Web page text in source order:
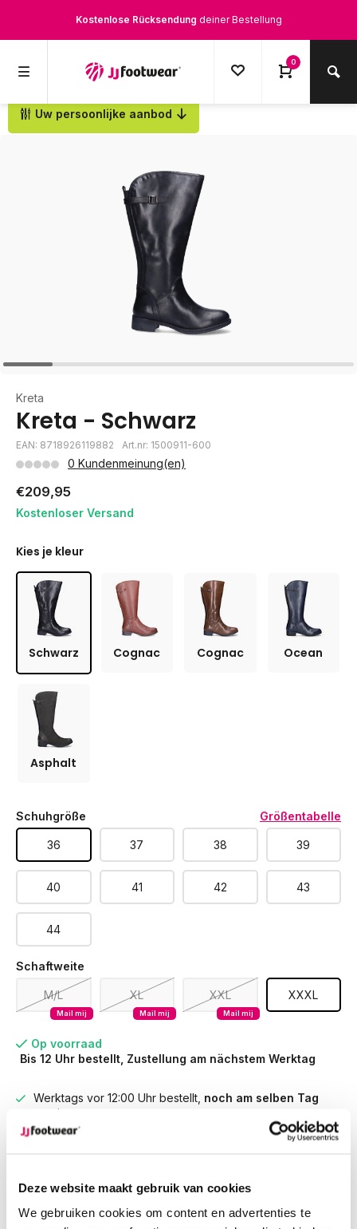
Deze website maakt gebruik van cookies
We gebruiken cookies om content en advertenties te
Kostenlose Rücksendung deiner Bestellung
0
Uw persoonlijke aanbod
Zurück
Kreta
Kreta - Schwarz
EAN: 8718926119882 Art.nr: 1500911-600
0 Kundenmeinung(en)
€209,95
Kostenloser Versand
Kies je kleur
Schwarz Cognac Cognac Ocean
Asphalt
Schuhgröße Größentabelle
36 37 38 39
40 41 42 43
44
Schaftweite
Mail mij
M/L
Mail mij
XL
Mail mij
XXL XXXL
Op voorraad
Bis 12 Uhr bestellt, Zustellung am nächstem Werktag
Werktags vor 12:00 Uhr bestellt, noch am selben Tag
versendet.
Kostenlose Rücksendung
deiner Bestellung